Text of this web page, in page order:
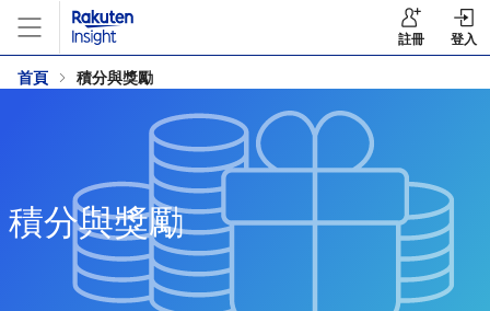
註冊 登入
首頁 積分與獎勵
積分與獎勵